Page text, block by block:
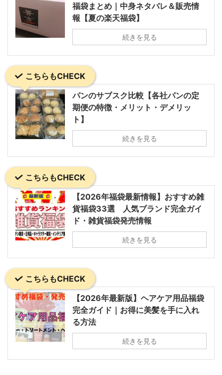
福袋まとめ｜中身ネタバレ＆販売情
報【夏の楽天福袋】
続きを見る
こちらもCHECK
パンのサブスク比較【各社パンの定
期便の特徴・メリット・デメリッ
ト】
続きを見る
こちらもCHECK
【2026年福袋最新情報】おすすめ雑
貨福袋33選 人気ブランド完全ガイ
ド・雑貨福袋発売情報
続きを見る
こちらもCHECK
【2026年最新版】ヘアケア用品福袋
完全ガイド｜お得に美髪を手に入れ
る方法
続きを見る